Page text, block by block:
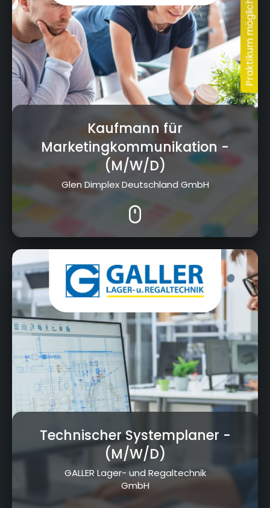
Kaufmann für
Marketingkommunikation -
(M/W/D)
Glen Dimplex Deutschland GmbH
Robert-Galler-Strasse 1, 95326 Kulmbach
Technischer Systemplaner -
(M/W/D)
GALLER Lager- und Regaltechnik
GmbH